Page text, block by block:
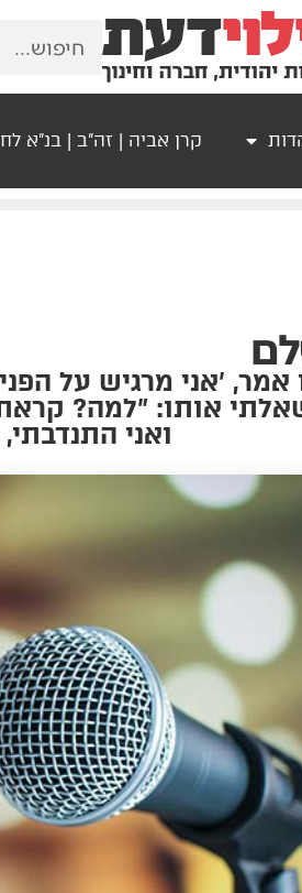
קרן אביה | זה"ב | בנ"א
אמר, 'אני מרגיש על
אותו: "למה?
ואני